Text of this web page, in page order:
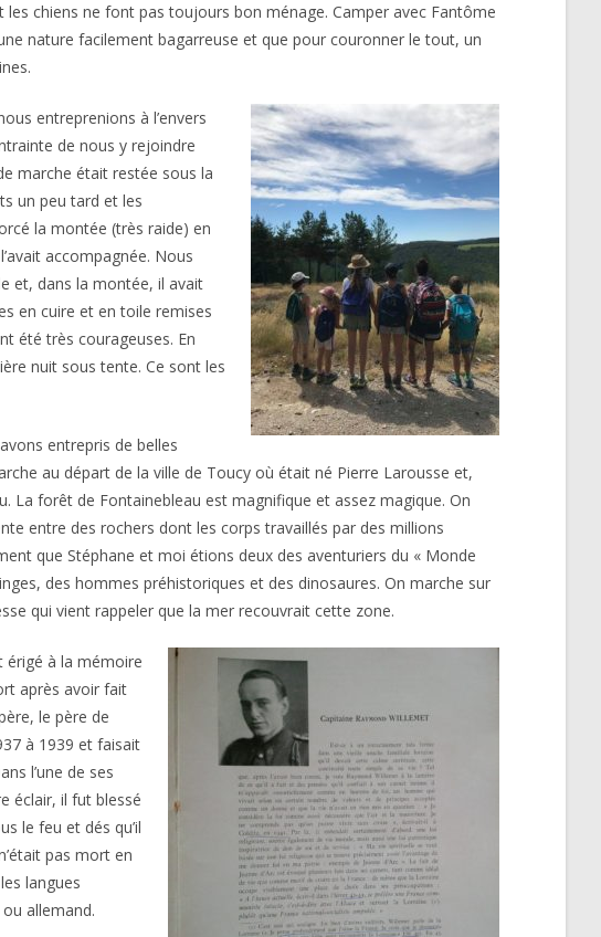
chiens ne font pas toujours bon ménage. Camper avec Fantôme
nature facilement bagarreuse et que pour couronner le tout, un
entreprenions à l’envers
de nous y rejoindre
marche était restée sous la
un peu tard et les
la montée (très raide) en
accompagnée. Nous
et, dans la montée, il avait
en cuire et en toile remises
été très courageuses. En
nuit sous tente. Ce sont les
entrepris de belles
au départ de la ville de Toucy où était né Pierre Larousse et,
La forêt de Fontainebleau est magnifique et assez magique. On
entre des rochers dont les corps travaillés par des millions
que Stéphane et moi étions deux des aventuriers du « Monde
des hommes préhistoriques et des dinosaures. On marche sur
qui vient rappeler que la mer recouvrait cette zone.
érigé à la mémoire
après avoir fait
le père de
à 1939 et faisait
l’une de ses
éclair, il fut blessé
le feu et dés qu’il
pas mort en
langues
allemand.